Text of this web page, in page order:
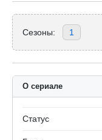
Сезоны: 1
О сериале
Статус